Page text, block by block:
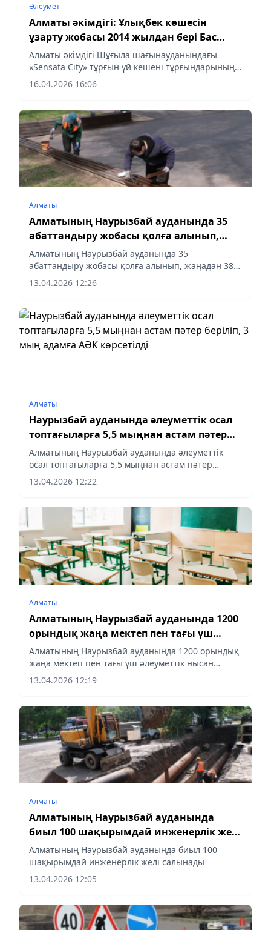
Әлеумет
Алматы әкімдігі: Ұлықбек көшесін
ұзарту жобасы 2014 жылдан бері Бас
жоспарға енгізілген
Алматы әкімдігі Шұғыла шағынауданындағы
«Sensata City» тұрғын үй кешені тұрғындарының
Ұлықбек көшесін ұзарту үшін жергілікті билік
тұрғын үй кешеніне тиесілі жерді алып жатыр
16.04.2026 16:06
Алматы
Алматының Наурызбай ауданында 35
абаттандыру жобасы қолға алынып,
жаңадан 38 аула ашылмақшы
Алматының Наурызбай ауданында 35
абаттандыру жобасы қолға алынып, жаңадан 38
аула ашылмақшы
13.04.2026 12:26
Алматы
Наурызбай ауданында әлеуметтік осал
топтағыларға 5,5 мыңнан астам пәтер
беріліп, 3 мың адамға АӘК көрсетілді
Алматының Наурызбай ауданында әлеуметтік
осал топтағыларға 5,5 мыңнан астам пәтер
беріліп, 3 мың адамға АӘК көрсетілді
13.04.2026 12:22
Алматы
Алматының Наурызбай ауданында 1200
орындық жаңа мектеп пен тағы үш
әлеуметтік нысан салынады
Алматының Наурызбай ауданында 1200 орындық
жаңа мектеп пен тағы үш әлеуметтік нысан
салынады
13.04.2026 12:19
Алматы
Алматының Наурызбай ауданында
биыл 100 шақырымдай инженерлік желі
салынады
Алматының Наурызбай ауданында биыл 100
шақырымдай инженерлік желі салынады
13.04.2026 12:05